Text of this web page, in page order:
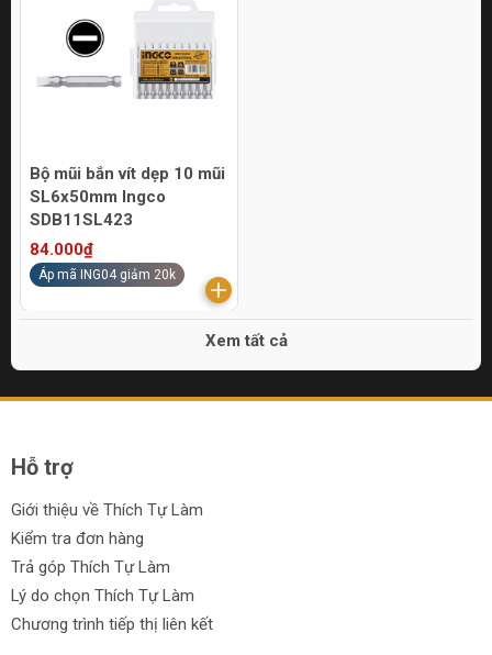
Bộ mũi bắn vít dẹp 10 mũi
SL6x50mm Ingco
SDB11SL423
84.000₫
Áp mã ING04 giảm 20k
Xem tất cả
Hỗ trợ
Giới thiệu về Thích Tự Làm
Kiểm tra đơn hàng
Trả góp Thích Tự Làm
Lý do chọn Thích Tự Làm
Chương trình tiếp thị liên kết